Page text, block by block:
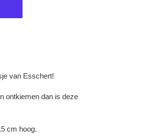
van Esschert!
ontkiemen dan is deze
cm hoog.